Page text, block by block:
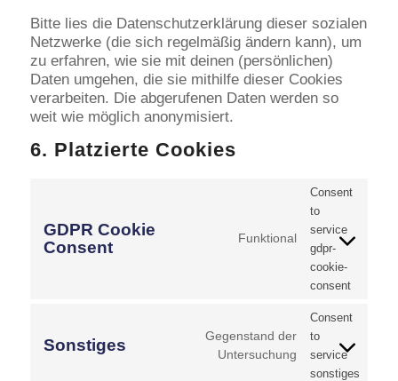
Bitte lies die Datenschutzerklärung dieser sozialen
Netzwerke (die sich regelmäßig ändern kann), um
zu erfahren, wie sie mit deinen (persönlichen)
Daten umgehen, die sie mithilfe dieser Cookies
verarbeiten. Die abgerufenen Daten werden so
weit wie möglich anonymisiert.
6. Platzierte Cookies
GDPR Cookie
Consent
Funktional
Consent
to
service
gdpr-
cookie-
consent
Sonstiges
Gegenstand der
Untersuchung
Consent
to
service
sonstiges